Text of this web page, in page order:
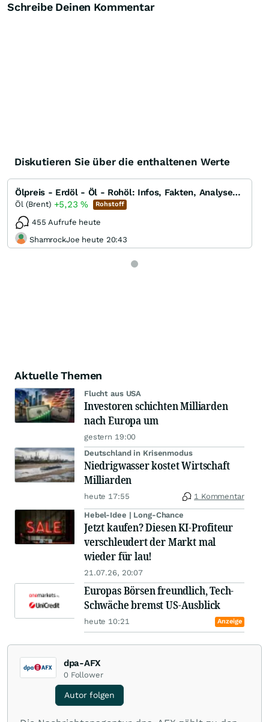
Schreibe Deinen Kommentar
Diskutieren Sie über die enthaltenen Werte
Ölpreis - Erdöl - Öl - Rohöl: Infos, Fakten, Analysen, Charts und Ausblick
Öl (Brent) +5,23 % Rohstoff
455 Aufrufe heute
ShamrockJoe heute 20:43
Aktuelle Themen
Flucht aus USA
Investoren schichten Milliarden
nach Europa um
gestern 19:00
Deutschland in Krisenmodus
Niedrigwasser kostet Wirtschaft
Milliarden
heute 17:55 1 Kommentar
Hebel-Idee | Long-Chance
Jetzt kaufen? Diesen KI-Profiteur
verschleudert der Markt mal
wieder für lau!
21.07.26, 20:07
Europas Börsen freundlich, Tech-
Schwäche bremst US-Ausblick
heute 10:21 Anzeige
dpa-AFX
0 Follower
Autor folgen